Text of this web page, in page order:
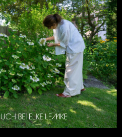
BEI ELKE LEMKE